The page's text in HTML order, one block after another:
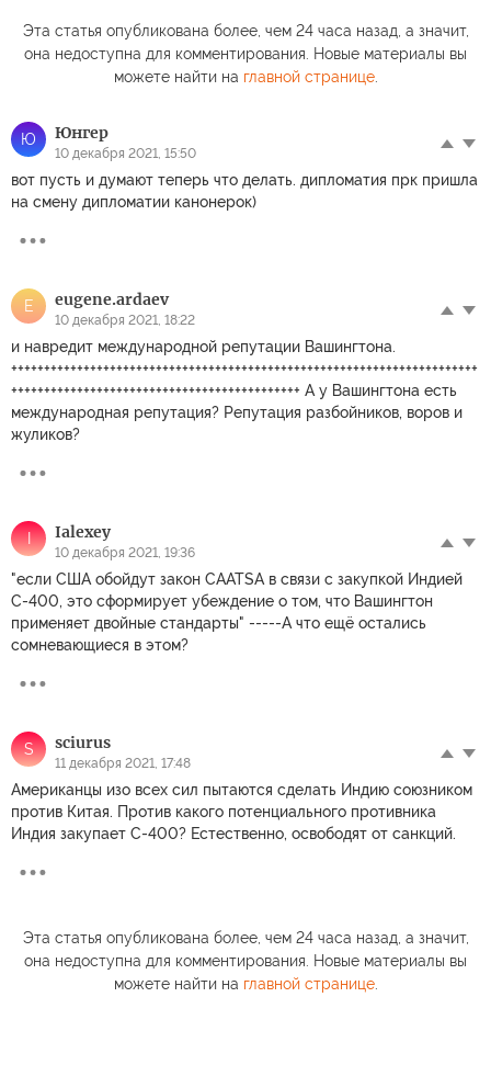
Эта статья опубликована более, чем 24 часа назад, а значит,
она недоступна для комментирования. Новые материалы вы
можете найти на главной странице.
Ю Юнгер
10 декабря 2021, 15:50
вот пусть и думают теперь что делать. дипломатия прк пришла
на смену дипломатии канонерок)
E eugene.ardaev
10 декабря 2021, 18:22
и навредит международной репутации Вашингтона.
+++++++++++++++++++++++++++++++++++++++++++++++++++++++++++++++++++++++
++++++++++++++++++++++++++++++++++++++++++++ А у Вашингтона есть
международная репутация? Репутация разбойников, воров и
жуликов?
I Ialexey
10 декабря 2021, 19:36
"если США обойдут закон CAATSA в связи с закупкой Индией
С-400, это сформирует убеждение о том, что Вашингтон
применяет двойные стандарты" -----А что ещё остались
сомневающиеся в этом?
S sciurus
11 декабря 2021, 17:48
Американцы изо всех сил пытаются сделать Индию союзником
против Китая. Против какого потенциального противника
Индия закупает С-400? Естественно, освободят от санкций.
Эта статья опубликована более, чем 24 часа назад, а значит,
она недоступна для комментирования. Новые материалы вы
можете найти на главной странице.